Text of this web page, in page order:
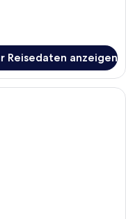
Reisedaten anzeigen
mit Etagenbetten